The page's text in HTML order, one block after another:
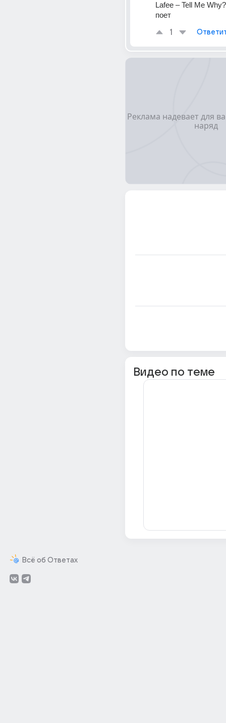
Всё об Ответах
Lafee – Tell Me
поет
1
Видео по теме